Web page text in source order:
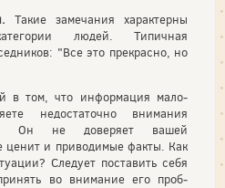
Такие замечания характерны
людей. Типичная
"Все это прекрасно, но
в том, что информация мало­
недостаточно внимания
Он не доверяет вашей
ценит и приводимые факты. Как
Следует поставить себя
во внимание его проб­